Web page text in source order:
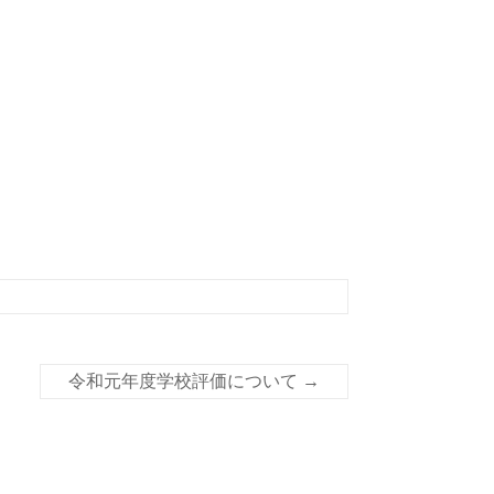
令和元年度学校評価について →